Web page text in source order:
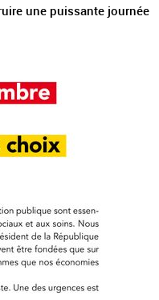
une puissante journée